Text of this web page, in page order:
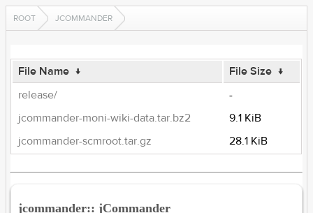
ROOT JCOMMANDER
File Name ↓ File Size ↓
release/
-
jcommander-moni-wiki-data.tar.bz2
9.1 KiB
jcommander-scmroot.tar.gz
28.1 KiB
jcommander:: jCommander